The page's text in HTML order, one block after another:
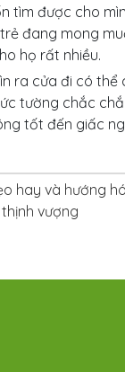
được cho
đang mong
họ rất nhiều.
ra cửa đi có
tường chắc
tốt đến giấc
hay và hướng
vượng